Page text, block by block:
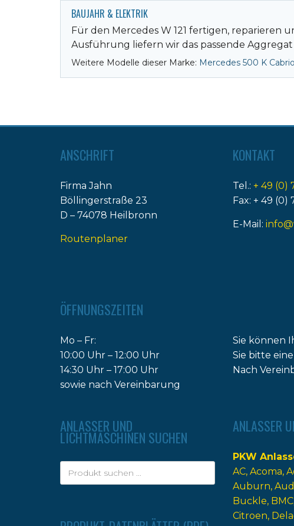
BAUJAHR & ELEKTRIK
Für den Mercedes W 121 fertigen, reparieren
Ausführung liefern wir das passende
Weitere Modelle dieser Marke: Mercedes 500 K
ANSCHRIFT
Firma Jahn
Böllingerstraße 23
D – 74078 Heilbronn
Routenplaner
KONTAKT
Tel.: + 49 (0)
Fax: + 49 (0)
E-Mail:
ÖFFNUNGSZEITEN
Mo – Fr:
10:00 Uhr – 12:00 Uhr
14:30 Uhr – 17:00 Uhr
sowie nach Vereinbarung
Sie können
Sie bitte
Nach
ANLASSER UND
LICHTMASCHINEN SUCHEN
ANLASSER
PKW
AC Acoma
Auburn
Buckle BMC
Citroen